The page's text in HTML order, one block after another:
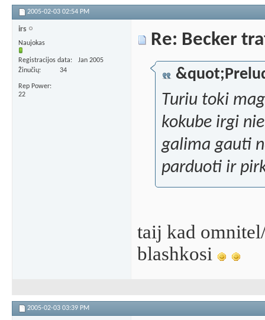
2005-02-03 02:54 PM
irs
Naujokas
Registracijos data
Jan 2005
Žinučių
34
Rep Power
22
Re: Becker
Turiu toki
kokube irgi
galima gauti
parduoti ir
taij kad
blashkosi
2005-02-03 03:39 PM